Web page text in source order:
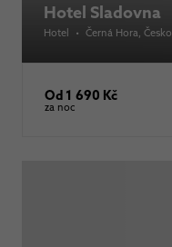
Hotel Sladovna
Hotel • Černá Hora , Česko
Od 1 690 Kč
za noc